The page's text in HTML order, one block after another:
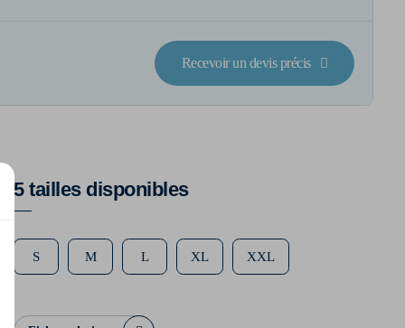
Recevoir un devis précis
5 tailles disponibles
S M L XL XXL